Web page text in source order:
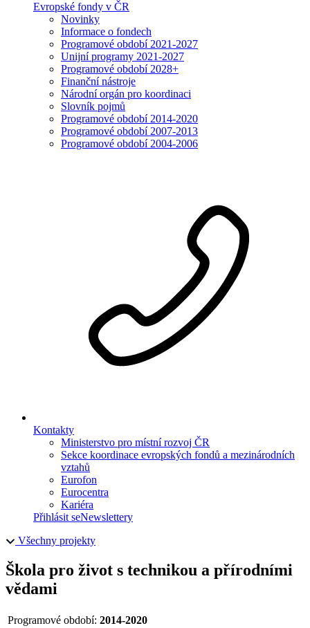
Evropské fondy v ČR
Novinky
Informace o fondech
Programové období 2021-2027
Unijní programy 2021-2027
Programové období 2028+
Finanční nástroje
Národní orgán pro koordinaci
Slovník pojmů
Programové období 2014-2020
Programové období 2007-2013
Programové období 2004-2006
Kontakty
Ministerstvo pro místní rozvoj ČR
Sekce koordinace evropských fondů a mezinárodních
vztahů
Eurofon
Eurocentra
Kariéra
Přihlásit seNewslettery
Všechny projekty
Škola pro život s technikou a přírodními
vědami
Programové období: 2014-2020